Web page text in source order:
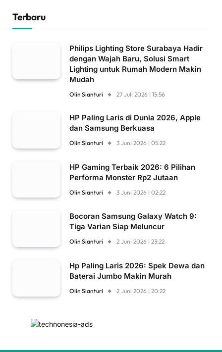
Terbaru
Philips Lighting Store Surabaya Hadir
dengan Wajah Baru, Solusi Smart
Lighting untuk Rumah Modern Makin
Mudah
Olin Sianturi 27 Juli 2026 | 15:56
HP Paling Laris di Dunia 2026, Apple
dan Samsung Berkuasa
Olin Sianturi 3 Juni 2026 | 05:22
HP Gaming Terbaik 2026: 6 Pilihan
Performa Monster Rp2 Jutaan
Olin Sianturi 3 Juni 2026 | 02:22
Bocoran Samsung Galaxy Watch 9:
Tiga Varian Siap Meluncur
Olin Sianturi 2 Juni 2026 | 23:22
Hp Paling Laris 2026: Spek Dewa dan
Baterai Jumbo Makin Murah
Olin Sianturi 2 Juni 2026 | 20:22